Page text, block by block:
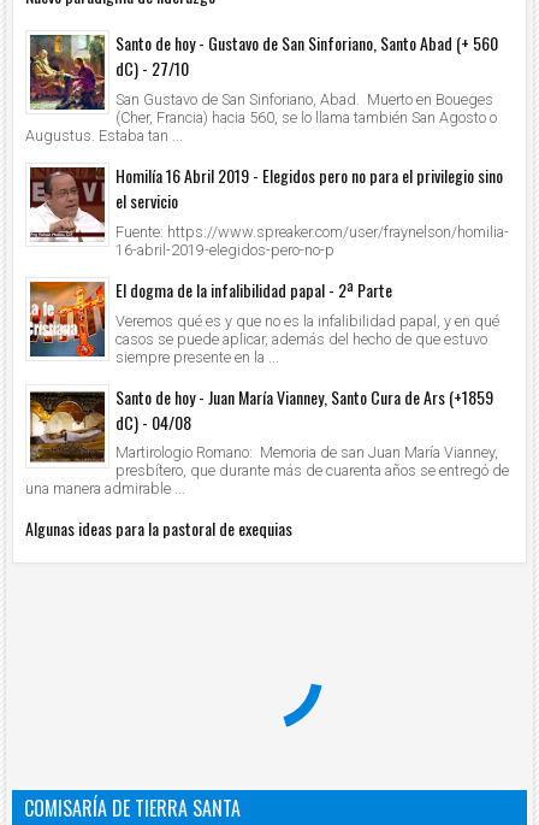
Santo de hoy - Gustavo de San Sinforiano, Santo Abad (+ 560
dC) - 27/10
San Gustavo de San Sinforiano, Abad. Muerto en Boueges
(Cher, Francia) hacia 560, se lo llama también San Agosto o
Augustus. Estaba tan ...
Homilía 16 Abril 2019 - Elegidos pero no para el privilegio sino
el servicio
Fuente: https://www.spreaker.com/user/fraynelson/homilia-
16-abril-2019-elegidos-pero-no-p
El dogma de la infalibilidad papal - 2ª Parte
Veremos qué es y que no es la infalibilidad papal, y en qué
casos se puede aplicar, además del hecho de que estuvo
siempre presente en la ...
Santo de hoy - Juan María Vianney, Santo Cura de Ars (+1859
dC) - 04/08
Martirologio Romano: Memoria de san Juan María Vianney,
presbítero, que durante más de cuarenta años se entregó de
una manera admirable ...
Algunas ideas para la pastoral de exequias
COMISARÍA DE TIERRA SANTA